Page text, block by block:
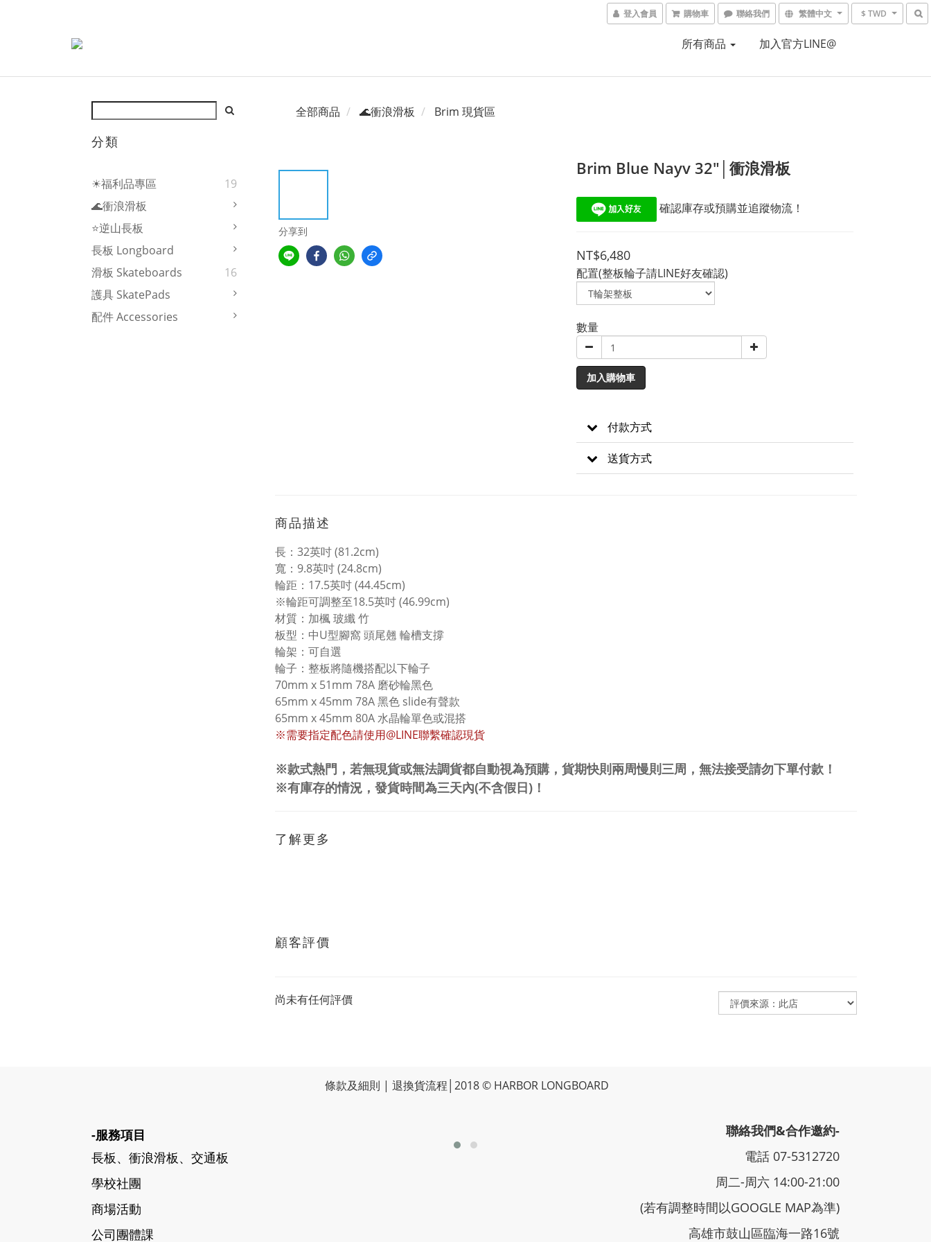
登入會員 購物車 聯絡我們 繁體中文 $ TWD
所有商品 加入官方LINE@
分類
☀福利品專區
19
🌊衝浪滑板
⭐逆山長板
長板 Longboard
滑板 Skateboards
16
護具 SkatePads
配件 Accessories
全部商品 🌊衝浪滑板 Brim 現貨區
分享到
Brim Blue Nayv 32"│衝浪滑板
確認庫存或預購並追蹤物流！
NT$6,480
配置(整板輪子請LINE好友確認)
數量
加入購物車
付款方式
送貨方式
商品描述
長：32英吋 (81.2cm)
寬：9.8英吋 (24.8cm)
輪距：17.5英吋 (44.45cm)
※輪距可調整至18.5英吋 (46.99cm)
材質：加楓 玻纖 竹
板型：中U型腳窩 頭尾翹 輪槽支撐
輪架：可自選
輪子：整板將隨機搭配以下輪子
70mm x 51mm 78A 磨砂輪黑色
65mm x 45mm 78A 黑色 slide有聲款
65mm x 45mm 80A 水晶輪單色或混搭
※需要指定配色請使用@LINE聯繫確認現貨
※款式熱門，若無現貨或無法調貨都自動視為預購，貨期快則兩周慢則三周，無法接受請勿下單付款！
※有庫存的情況，發貨時間為三天內(不含假日)！
了解更多
顧客評價
尚未有任何評價
條款及細則 | 退換貨流程 │2018 © HARBOR LONGBOARD
-服務項目
長板、衝浪滑板、交通板
學校社團
商場活動
公司團體課
聯絡我們&合作邀約-
電話 07-5312720
周二-周六 14:00-21:00
(若有調整時間以GOOGLE MAP為準)
高雄市鼓山區臨海一路16號